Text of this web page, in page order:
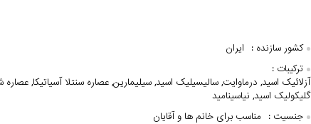
کشور سازنده :
ایران
ترکیبات :
آزلائیک اسید, درماوایت, سالیسیلیک اسید, سیلیمارین, عصاره سنتلا آسیاتیکا, عصاره
گلیکولیک اسید, نیاسینامید
جنسیت :
مناسب برای خانم ها و آقایان